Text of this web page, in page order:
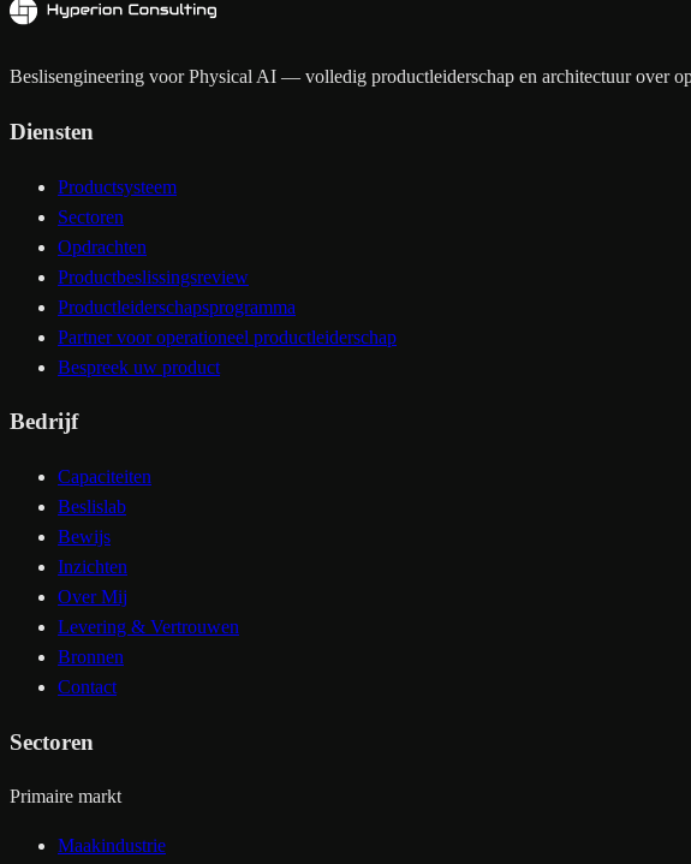
Beslisengineering voor Physical AI — volledig productleiderschap en architectuur over
Diensten
Productsysteem
Sectoren
Opdrachten
Productbeslissingsreview
Productleiderschapsprogramma
Partner voor operationeel productleiderschap
Bespreek uw product
Bedrijf
Capaciteiten
Beslislab
Bewijs
Inzichten
Over Mij
Levering & Vertrouwen
Bronnen
Contact
Sectoren
Primaire markt
Maakindustrie